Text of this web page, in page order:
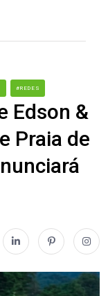
#REDES
Edson &
Praia de